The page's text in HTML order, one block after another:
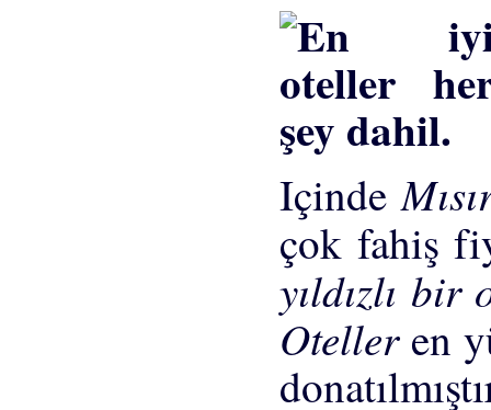
Içinde
çok fahiş
yıldızlı bir
Oteller en